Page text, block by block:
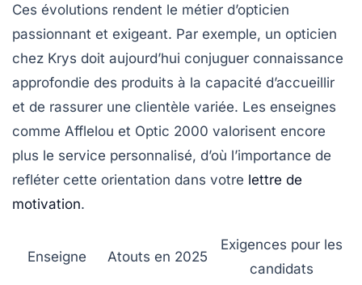
Ces évolutions rendent le métier d’opticien
passionnant et exigeant. Par exemple, un opticien
chez Krys doit aujourd’hui conjuguer connaissance
approfondie des produits à la capacité d’accueillir
et de rassurer une clientèle variée. Les enseignes
comme Afflelou et Optic 2000 valorisent encore
plus le service personnalisé, d’où l’importance de
refléter cette orientation dans votre lettre de
motivation.
Enseigne Atouts en 2025
Exigences pour les
candidats